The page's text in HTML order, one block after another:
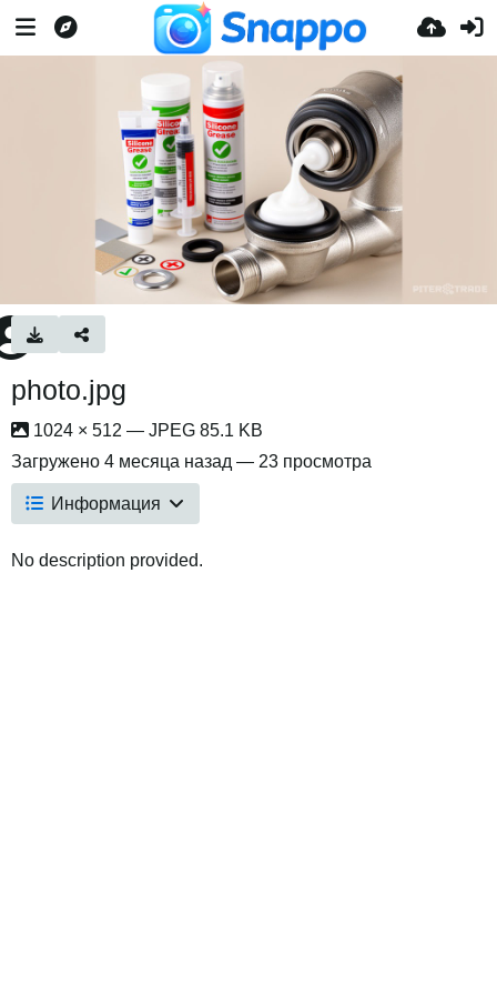
photo.jpg
1024 × 512 — JPEG 85.1 KB
Загружено 4 месяца назад — 23 просмотра
Информация
No description provided.